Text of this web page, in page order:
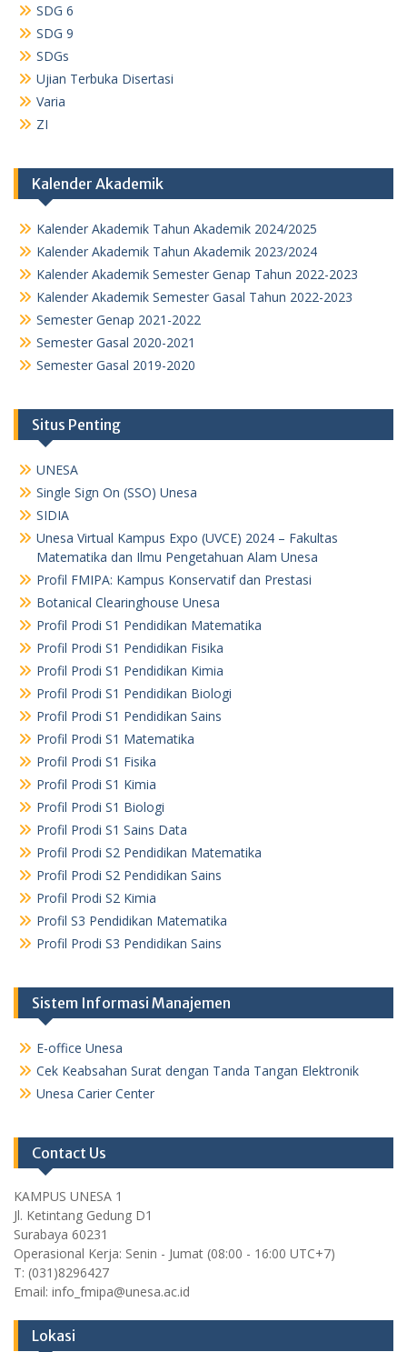
SDG 6
SDG 9
SDGs
Ujian Terbuka Disertasi
Varia
ZI
Kalender Akademik
Kalender Akademik Tahun Akademik 2024/2025
Kalender Akademik Tahun Akademik 2023/2024
Kalender Akademik Semester Genap Tahun 2022-2023
Kalender Akademik Semester Gasal Tahun 2022-2023
Semester Genap 2021-2022
Semester Gasal 2020-2021
Semester Gasal 2019-2020
Situs Penting
UNESA
Single Sign On (SSO) Unesa
SIDIA
Unesa Virtual Kampus Expo (UVCE) 2024 – Fakultas
Matematika dan Ilmu Pengetahuan Alam Unesa
Profil FMIPA: Kampus Konservatif dan Prestasi
Botanical Clearinghouse Unesa
Profil Prodi S1 Pendidikan Matematika
Profil Prodi S1 Pendidikan Fisika
Profil Prodi S1 Pendidikan Kimia
Profil Prodi S1 Pendidikan Biologi
Profil Prodi S1 Pendidikan Sains
Profil Prodi S1 Matematika
Profil Prodi S1 Fisika
Profil Prodi S1 Kimia
Profil Prodi S1 Biologi
Profil Prodi S1 Sains Data
Profil Prodi S2 Pendidikan Matematika
Profil Prodi S2 Pendidikan Sains
Profil Prodi S2 Kimia
Profil S3 Pendidikan Matematika
Profil Prodi S3 Pendidikan Sains
Sistem Informasi Manajemen
E-office Unesa
Cek Keabsahan Surat dengan Tanda Tangan Elektronik
Unesa Carier Center
Contact Us
KAMPUS UNESA 1
Jl. Ketintang Gedung D1
Surabaya 60231
Operasional Kerja: Senin - Jumat (08:00 - 16:00 UTC+7)
T: (031)8296427
Email: info_fmipa@unesa.ac.id
Lokasi